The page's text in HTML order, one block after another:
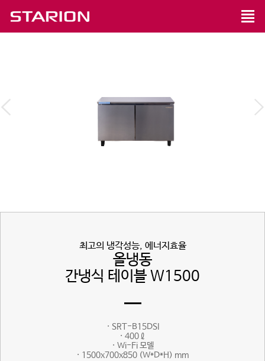
최고의 냉각성능, 에너지효율
올냉동
간냉식 테이블 W1500
· SRT-B15DSI
· 400ℓ
· Wi-Fi 모델
· 1500x700x850 (W*D*H) mm